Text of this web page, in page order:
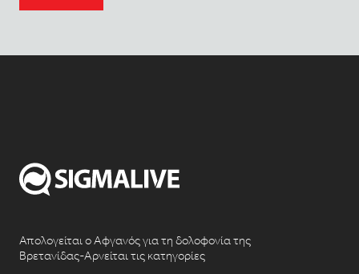
Απολογείται ο Αφγανός για τη δολοφονία της
Βρετανίδας-Αρνείται τις κατηγορίες